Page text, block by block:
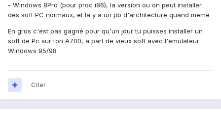
- Windows 8Pro (pour proc i86), la version ou on peut installer
des soft PC normaux, et la y a un pb d'architecture quand meme
En gros c'est pas gagné pour qu'un jour tu puisses installer un
soft de Pc sur ton A700, a part de vieux soft avec l'emulateur
Windows 95/98
Citer